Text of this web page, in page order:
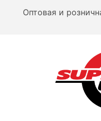
Оптовая и